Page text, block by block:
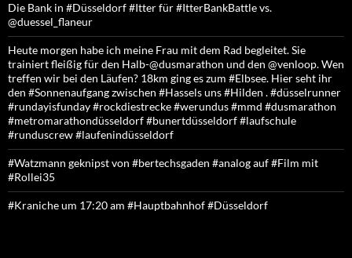
Die Bank in #Düsseldorf #Itter für #ItterBankBattle vs.
@duessel_flaneur
Heute morgen habe ich meine Frau mit dem Rad begleitet. Sie
trainiert fleißig für den Halb-@dusmarathon und den @venloop. Wen
treffen wir bei den Läufen? 18km ging es zum #Elbsee. Hier seht ihr
den #Sonnenaufgang zwischen #Hassels uns #Hilden . #düsselrunner
#rundayisfunday #rockdiestrecke #werundus #mmd #dusmarathon
#metromarathondüsseldorf #bunertdüsseldorf #laufschule
#runduscrew #laufenindüsseldorf
#Watzmann geknipst von #bertechsgaden #analog auf #Film mit
#Rollei35
#Kraniche um 17:20 am #Hauptbahnhof #Düsseldorf